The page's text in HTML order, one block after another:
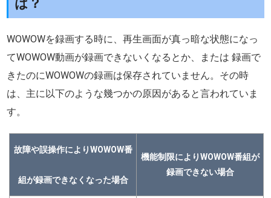
は？
WOWOWを録画する時に、再生画面が真っ暗な状態になっ
てWOWOW動画が録画できないくなるとか、または 録画で
きたのにWOWOWの録画は保存されていません。その時
は、主に以下のような幾つかの原因があると言われていま
す。
故障や誤操作によりWOWOW番
組が録画できなくなった場合
機能制限によりWOWOW番組が
録画できない場合